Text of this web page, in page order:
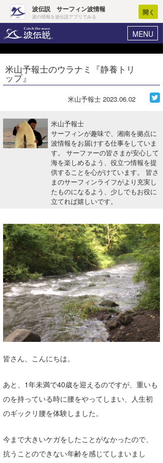
波伝説 サーフィン波情報
波の情報を波伝説アプリでみる
開く
MENU
ヘルプ マイホーム
ログイン
波情報･概況
WAVE HUNTER波予想ツール
サーフィンエリアガイド
今月のプレゼント
米山予報士のウラナミ『静養トリ
ップ』
米山予報士 2023.06.02
米山予報士
サーフィンが趣味で、湘南を拠点に
波情報をお届けする仕事をしていま
す。 サーファーの皆さまが安心して
海を楽しめるよう、役立つ情報を提
供することを心がけています。 皆さ
まのサーフィンライフがより充実し
たものになるよう、少しでもお役に
立てれば嬉しいです。
皆さん、こんにちは。
あと、1年未満で40歳を迎えるのですが、重いも
のを持っている時に腰をやってしまい、人生初
のギックリ腰を体験しました。
今まで大きいケガをしたことがなかったので、
抗うことのできない年齢を感じてしまいまし
Core Surf Japan
アート＆エンタメ
ショップ情報
湘南
千葉北
伊豆
千葉南
大阪
四国
沖縄
お知らせ
その他
ルール＆How to
VOTE!
サーファーズ
ライター/寄稿メディア